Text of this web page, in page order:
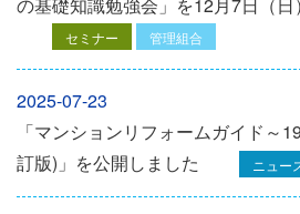
セミナー 管理組合
2025-07-23
「マンションリフォームガイド～
訂版)」を公開しました
ニュー